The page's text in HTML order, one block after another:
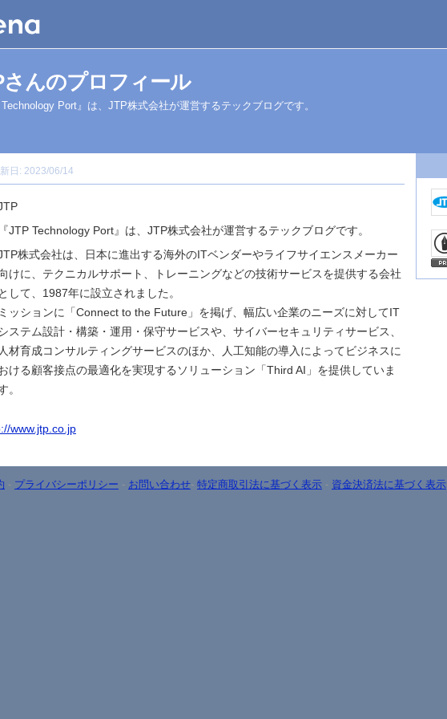
さんのプロフィール
Technology Port』は、JTP株式会社が運営するテックブログです。
日: 2023/06/14
『JTP Technology Port』は、JTP株式会社が運営するテックブログです。
株式会社は、日本に進出する海外のITベンダーやライフサイエンスメーカー
けに、テクニカルサポート、トレーニングなどの技術サービスを提供する会社
として、1987年に設立されました。
ミッションに「Connect to the Future」を掲げ、幅広い企業のニーズに対してIT
ステム設計・構築・運用・保守サービスや、サイバーセキュリティサービス、
人材育成コンサルティングサービスのほか、人工知能の導入によってビジネスに
ける顧客接点の最適化を実現するソリューション「Third AI」を提供していま
。
www.jtp.co.jp
- プライバシーポリシー - お問い合わせ- 特定商取引法に基づく表示 - 資金決済法に基づく表示